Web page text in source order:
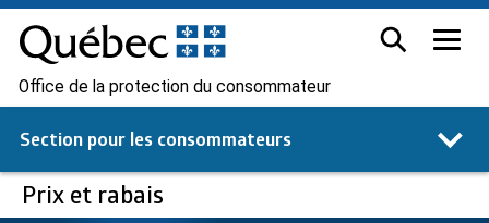
Office de la protection du consommateur
Section pour les consommateurs
Prix et rabais